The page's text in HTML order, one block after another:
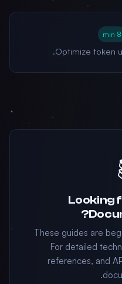
8 min
Optimize token
Looking
These guides are
For detailed
references, and